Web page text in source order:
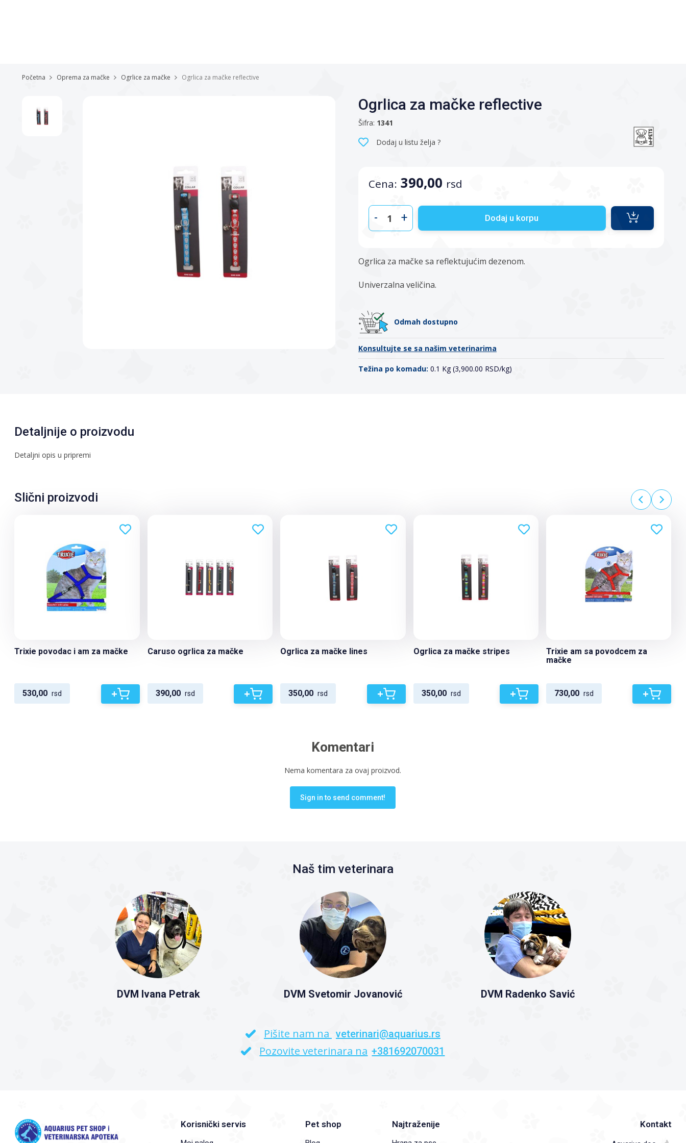
Početna Oprema za mačke Ogrlice za mačke Ogrlica za mačke reflective
Ogrlica za mačke reflective
Šifra: 1341
Dodaj u listu želja ?
Cena: 390,00 rsd
- + Dodaj u korpu
Ogrlica za mačke sa reflektujućim dezenom.
Univerzalna veličina.
Odmah dostupno
Konsultujte se sa našim veterinarima
Težina po komadu: 0.1 Kg (3,900.00 RSD/kg)
Detaljnije o proizvodu
Detaljni opis u pripremi
Slični proizvodi
Trixie povodac i am za mačke
530,00 rsd +
Caruso ogrlica za mačke
390,00 rsd +
Ogrlica za mačke lines
350,00 rsd +
Ogrlica za mačke stripes
350,00 rsd +
Trixie am sa povodcem za
mačke
730,00 rsd +
Komentari
Nema komentara za ovaj proizvod.
Sign in to send comment!
Naš tim veterinara
DVM Ivana Petrak DVM Svetomir Jovanović DVM Radenko Savić
Pišite nam na veterinari@aquarius.rs
Pozovite veterinara na +381692070031
Korisnički servis Pet shop Najtraženije Kontakt